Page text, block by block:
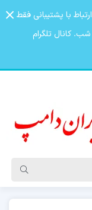
با پشتیبانی فقط
در تلگرام khosro20087@ از 9 صبح تا 10 شب. کانال تلگرام